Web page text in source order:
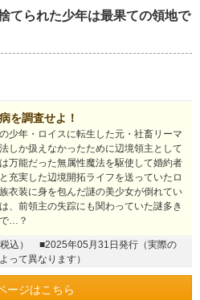
てられた少年は最果ての領地で
を調査せよ！
少年・ロイスに転生した元・社畜リーマ
しか扱えなかったために辺境領主として
万能だった無属性魔法を駆使して婚約者
充実した辺境開拓ライフを送っていたロ
衣装に身を包んだ謎の美少女が倒れてい
、前領主の失踪にも関わっていた謎多き
…？
込）
■2025年05月31日発行（実際の
って異なります）
ージはこちら